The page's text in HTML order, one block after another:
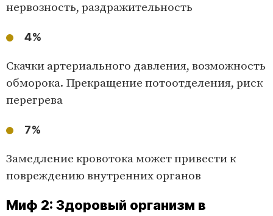
нервозность, раздражительность
4%
Скачки артериального давления, возможность
обморока. Прекращение потоотделения, риск
перегрева
7%
Замедление кровотока может привести к
повреждению внутренних органов
Миф 2: Здоровый организм в